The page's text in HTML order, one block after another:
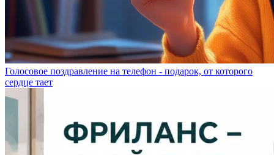
Голосовое поздравление на телефон - подарок, от которого
сердце тает